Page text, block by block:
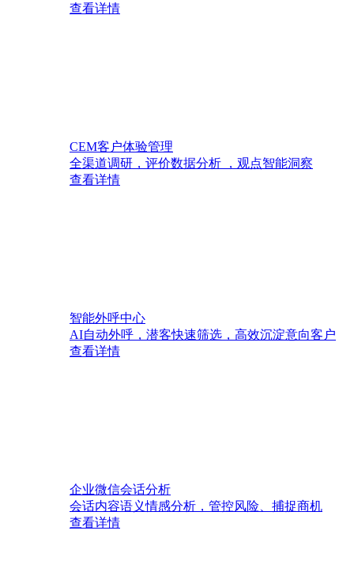
查看详情
CEM客户体验管理
全渠道调研，评价数据分析 ，观点智能洞察
查看详情
智能外呼中心
AI自动外呼，潜客快速筛选，高效沉淀意向客户
查看详情
企业微信会话分析
会话内容语义情感分析，管控风险、捕捉商机
查看详情